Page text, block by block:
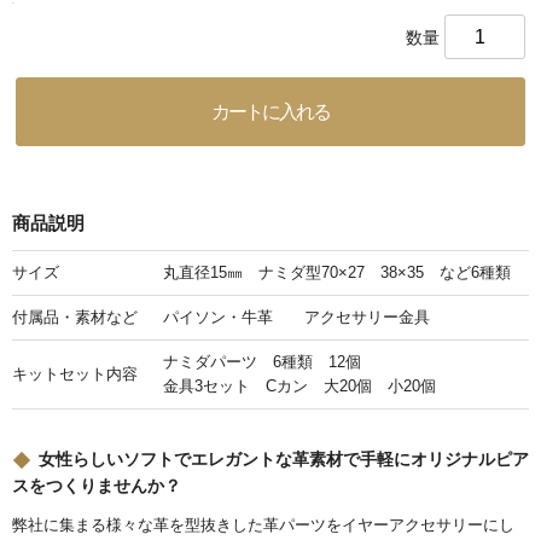
数量
商品説明
サイズ 丸直径15㎜ ナミダ型70×27 38×35 など6種類
付属品・素材など パイソン・牛革 アクセサリー金具
キットセット内容
ナミダパーツ 6種類 12個
金具3セット Cカン 大20個 小20個
女性らしいソフトでエレガントな革素材で手軽にオリジナルピア
スをつくりませんか？
弊社に集まる様々な革を型抜きした革パーツをイヤーアクセサリーにし